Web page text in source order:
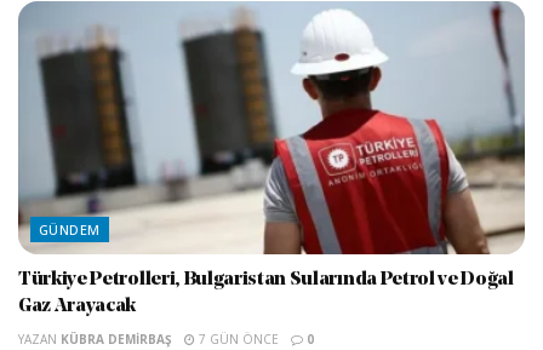
GÜNDEM
Türkiye Petrolleri, Bulgaristan Sularında Petrol ve Doğal
Gaz Arayacak
YAZAN KÜBRA DEMIRBAŞ 7 GÜN ÖNCE 0